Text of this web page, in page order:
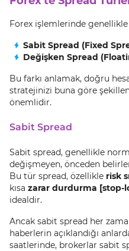
Forex işlemlerinde
Sabit Spread (Fixed
Değişken Spread
Bu farkı anlamak, doğru
stratejinizi buna göre
önemlidir.
Sabit Spread
Sabit spread, genellikle
değişmeyen, önceden
Bu tür spread, özellikle risk
kısa zarar durdurma [stop-
idealdir.
Ancak sabit spread her
haberlerin açıklandığı
saatlerinde, brokerlar sabit